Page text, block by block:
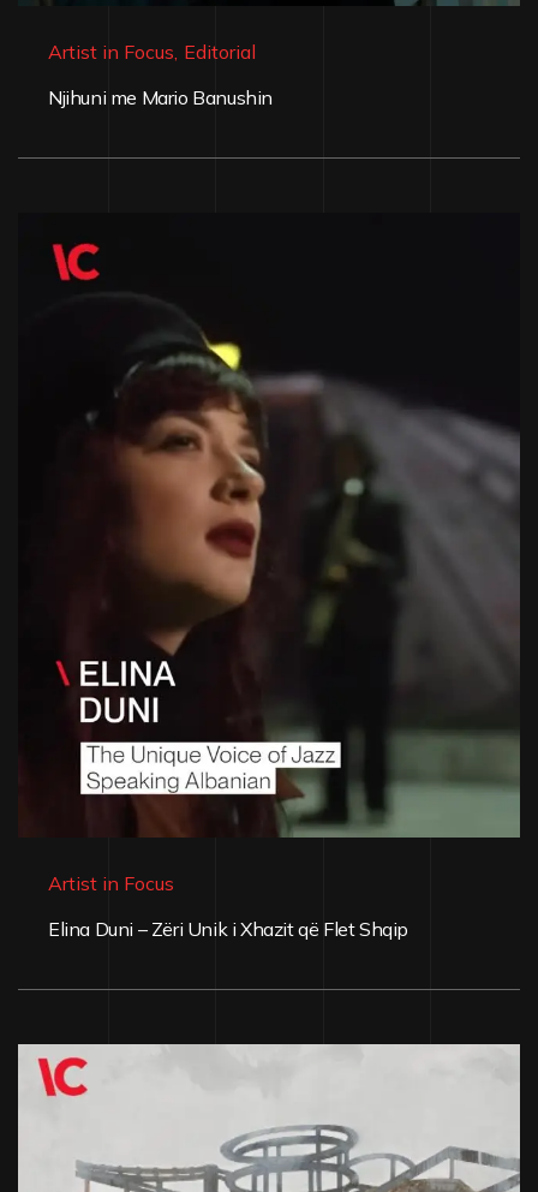
Artist in Focus, Editorial
Njihuni me Mario Banushin
Artist in Focus
Elina Duni – Zëri Unik i Xhazit që Flet Shqip